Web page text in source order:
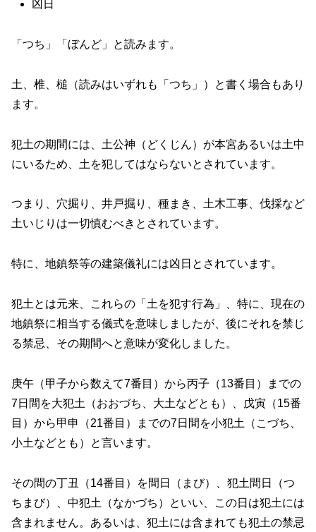
凶日
「つち」「ぼんど」と読みます。
土、椎、槌（読みはいずれも「つち」）と書く場合もあり
ます。
犯土の期間には、土公神（どくじん）が本宮あるいは土中
にいるため、土を犯してはならないとされています。
つまり、穴掘り、井戸掘り、種まき、土木工事、伐採など
土いじりは一切慎むべきとされています。
特に、地鎮祭等の建築儀礼には凶日とされています。
犯土とは元来、これらの「土を犯す行為」、特に、現在の
地鎮祭に相当する儀式を意味しましたが、後にそれを禁じ
る禁忌、その期間へと意味が変化しました。
庚午（甲子から数えて7番目）から丙子（13番目）までの
7日間を大犯土（おおづち、大土などとも）、戊寅（15番
目）から甲申（21番目）までの7日間を小犯土（こづち、
小土などとも）と言います。
その間の丁丑（14番目）を間日（まび）、犯土間日（つ
ちまび）、中犯土（なかづち）といい、この日は犯土には
含まれません。あるいは、犯土には含まれても犯土の禁忌